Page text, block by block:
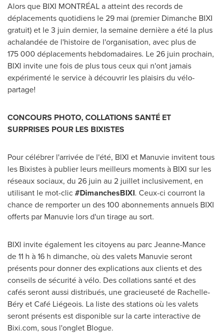
Alors que BIXI MONTRÉAL a atteint des records de
déplacements quotidiens le 29 mai (premier Dimanche BIXI
gratuit) et le 3 juin dernier, la semaine dernière a été la plus
achalandée de l'histoire de l'organisation, avec plus de
175 000 déplacements hebdomadaires. Le 26 juin prochain,
BIXI invite une fois de plus tous ceux qui n'ont jamais
expérimenté le service à découvrir les plaisirs du vélo-
partage!
CONCOURS PHOTO, COLLATIONS SANTÉ ET
SURPRISES POUR LES BIXISTES
Pour célébrer l'arrivée de l'été, BIXI et Manuvie invitent tous
les Bixistes à publier leurs meilleurs moments à BIXI sur les
réseaux sociaux, du 26 juin au 2 juillet inclusivement, en
utilisant le mot-clic#DimanchesBIXI. Ceux-ci courront la
chance de remporter un des 100 abonnements annuels BIXI
offerts par Manuvie lors d'un tirage au sort.
BIXI invite également les citoyens au parcJeanne-Mance
de11 h à 16 h dimanche, où des valets Manuvie seront
présents pour donner des explications aux clients et des
conseils de sécurité à vélo. Des collations santé et des
cafés seront aussi distribués, une gracieuseté de Rachelle-
Béry et Café Liégeois. La liste des stations où les valets
seront présents est disponible sur la carte interactive de
Bixi.com, sous l'onglet Blogue.